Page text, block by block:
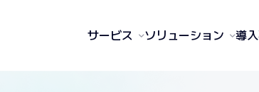
サービス ソリューション 導